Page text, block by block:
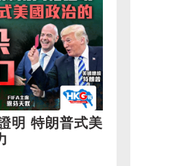
明 特朗普式美